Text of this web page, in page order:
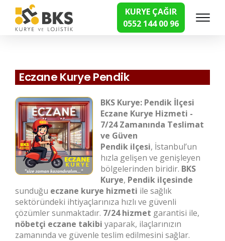
KURYE ÇAĞIR
0552 144 00 96
Hızlı Kurye Hizmetleri
Eczane Kurye Pendik
BKS Kurye: Pendik İlçesi
Eczane Kurye Hizmeti -
7/24 Zamanında Teslimat
ve Güven
Pendik ilçesi, İstanbul’un
hızla gelişen ve genişleyen
bölgelerinden biridir. BKS
Kurye, Pendik ilçesinde
sunduğu eczane kurye hizmeti ile sağlık
sektöründeki ihtiyaçlarınıza hızlı ve güvenli
çözümler sunmaktadır. 7/24 hizmet garantisi ile,
nöbetçi eczane takibi yaparak, ilaçlarınızın
zamanında ve güvenle teslim edilmesini sağlar.